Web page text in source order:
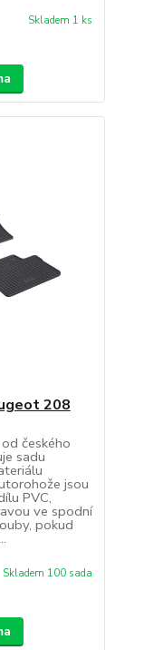
Skladem 1 ks
208
českého
sadu
jsou
PVC,
ve spodní
pokud
Skladem 100 sada